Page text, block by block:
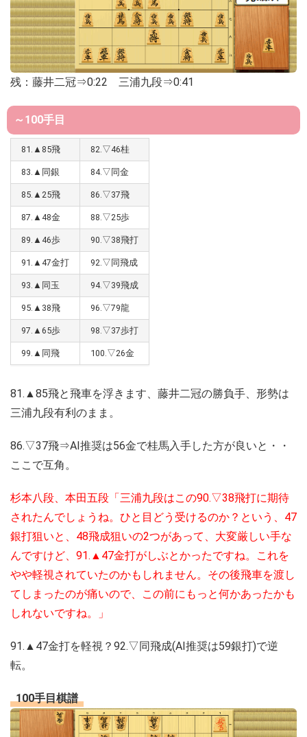
残：藤井二冠⇒0:22 三浦九段⇒0:41
～100手目
81.▲85飛 82.▽46桂
83.▲同銀 84.▽同金
85.▲25飛 86.▽37飛
87.▲48金 88.▽25歩
89.▲46歩 90.▽38飛打
91.▲47金打 92.▽同飛成
93.▲同玉 94.▽39飛成
95.▲38飛 96.▽79龍
97.▲65歩 98.▽37歩打
99.▲同飛 100.▽26金
81.▲85飛と飛車を浮きます、藤井二冠の勝負手、形勢は
三浦九段有利のまま。
86.▽37飛⇒AI推奨は56金で桂馬入手した方が良いと・・
ここで互角。
杉本八段、本田五段「三浦九段はこの90.▽38飛打に期待
されたんでしょうね。ひと目どう受けるのか？という、47
銀打狙いと、48飛成狙いの2つがあって、大変厳しい手な
んですけど、91.▲47金打がしぶとかったですね。これを
やや軽視されていたのかもしれません。その後飛車を渡し
てしまったのが痛いので、この前にもっと何かあったかも
しれないですね。」
91.▲47金打を軽視？92.▽同飛成(AI推奨は59銀打)で逆
転。
100手目棋譜